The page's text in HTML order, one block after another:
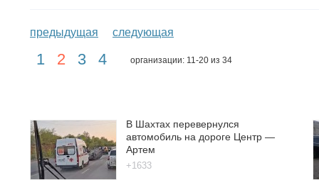
предыдущая следующая
1 2 3 4 организации: 11-20 из 34
В Шахтах перевернулся
автомобиль на дороге Центр —
Артем
+1633